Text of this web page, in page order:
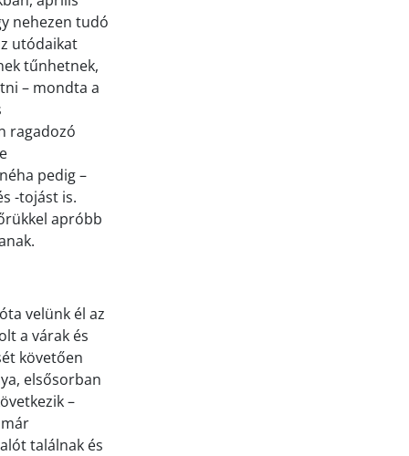
nehezen tudó
utódaikat
tűnhetnek,
– mondta a
ragadozó
pedig –
-tojást is.
apróbb
velünk él az
a várak és
követően
elsősorban
–
találnak és